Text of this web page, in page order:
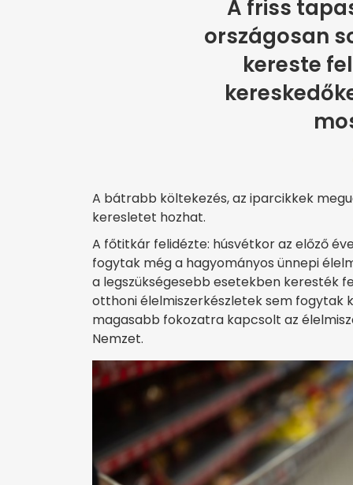
A friss
országosan
kereste
A bátrabb költekezés, az iparcikkek
keresletet hozhat.
A főtitkár felidézte: húsvétkor az előző
fogytak még a hagyományos ünnepi
a legszükségesebb esetekben keresték
otthoni élelmiszerkészletek sem fogytak
magasabb fokozatra kapcsolt az
Nemzet.